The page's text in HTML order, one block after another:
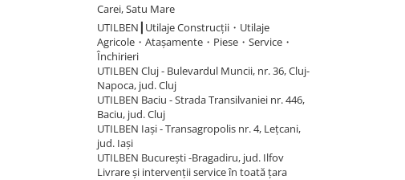
Carei, Satu Mare
UTILBEN┃Utilaje Construcții・Utilaje
Agricole・Atașamente・Piese・Service・
Închirieri
UTILBEN Cluj - Bulevardul Muncii, nr. 36, Cluj-
Napoca, jud. Cluj
UTILBEN Baciu - Strada Transilvaniei nr. 446,
Baciu, jud. Cluj
UTILBEN Iași - Transagropolis nr. 4, Lețcani,
jud. Iași
UTILBEN București -Bragadiru, jud. Ilfov
Livrare și intervenții service în toată țara